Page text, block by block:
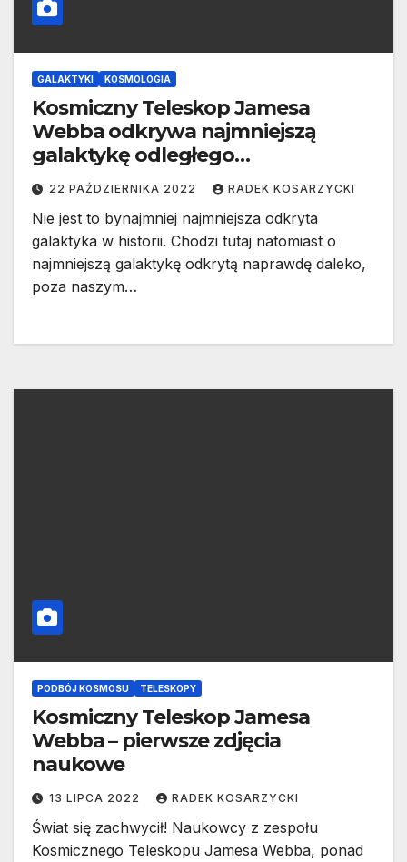
GALAKTYKI KOSMOLOGIA
Kosmiczny Teleskop Jamesa
Webba odkrywa najmniejszą
galaktykę odległego
wszechświata
22 PAŹDZIERNIKA 2022 RADEK KOSARZYCKI
Nie jest to bynajmniej najmniejsza odkryta
galaktyka w historii. Chodzi tutaj natomiast o
najmniejszą galaktykę odkrytą naprawdę daleko,
poza naszym…
PODBÓJ KOSMOSU TELESKOPY
Kosmiczny Teleskop Jamesa
Webba – pierwsze zdjęcia
naukowe
13 LIPCA 2022 RADEK KOSARZYCKI
Świat się zachwycił! Naukowcy z zespołu
Kosmicznego Teleskopu Jamesa Webba, ponad